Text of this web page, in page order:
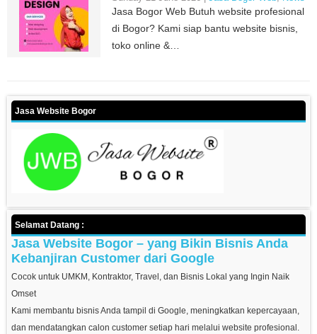
Jasa Bogor Web Butuh website profesional
di Bogor? Kami siap bantu website bisnis,
toko online &…
Jasa Website Bogor
Selamat Datang :
Jasa Website Bogor – yang Bikin Bisnis Anda
Kebanjiran Customer dari Google
Cocok untuk UMKM, Kontraktor, Travel, dan Bisnis Lokal yang Ingin Naik
Omset
Kami membantu bisnis Anda tampil di Google, meningkatkan kepercayaan,
dan mendatangkan calon customer setiap hari melalui website profesional.